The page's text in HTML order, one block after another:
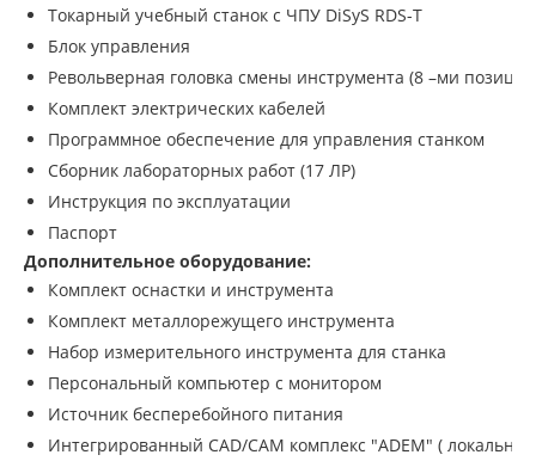
Токарный учебный станок с ЧПУ DiSyS RDS-T
Блок управления
Револьверная головка смены инструмента (8 –ми
Комплект электрических кабелей
Программное обеспечение для управления станком
Сборник лабораторных работ (17 ЛР)
Инструкция по эксплуатации
Паспорт
Дополнительное оборудование:
Комплект оснастки и инструмента
Комплект металлорежущего инструмента
Набор измерительного инструмента для станка
Персональный компьютер с монитором
Источник бесперебойного питания
Интегрированный CAD/CAM комплекс "ADEM" (